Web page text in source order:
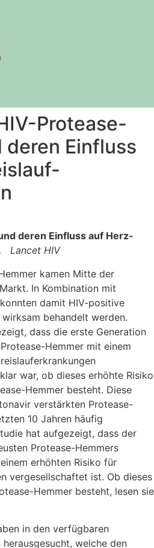
Protease-
deren Einfluss
deren Einfluss auf Herz-
Lancet HIV
kamen Mitte der
In Kombination mit
damit HIV-positive
behandelt werden.
dass die erste Generation
Hemmer mit einem
war, ob dieses erhöhte Risiko
Hemmer besteht. Diese
verstärkten Protease-
10 Jahren häufig
hat aufgezeigt, dass der
Protease-Hemmers
erhöhten Risiko für
vergesellschaftet ist. Ob dieses
Hemmer besteht, lesen sie
in den verfügbaren
welche den